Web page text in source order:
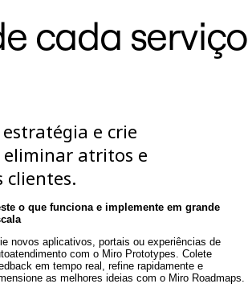
cada serviço
e crie
eliminar atritos e
clientes.
o que funciona e implemente em grande
novos aplicativos, portais ou experiências de
com o Miro Prototypes. Colete
em tempo real, refine rapidamente e
as melhores ideias com o Miro Roadmaps.